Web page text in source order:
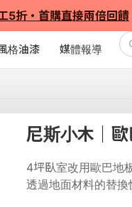
5折・首購直接兩倍回饋
格油漆 媒體報導
尼斯小木｜
4坪臥室改用歐巴地
透過地面材料的替換